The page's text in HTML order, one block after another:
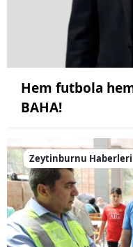
Hem futbola
BAHA!
Zeytinburnu Haberleri